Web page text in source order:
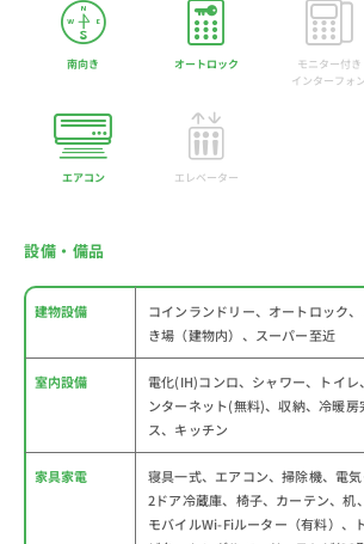
南向き オートロック
モニター付き
インターフォン
エアコン エレベーター
設備・備品
建物設備
コインランドリー、オートロック
き場（建物内）、スーパー至近
室内設備
電化(IH)コンロ、シャワー、トイレ
ンターネット(無料)、収納、冷暖
ス、キッチン
家具家電
寝具一式、エアコン、掃除機、電気
2ドア冷蔵庫、椅子、カーテン、机
モバイルWi-Fiルーター（有料）、